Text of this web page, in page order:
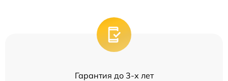
Гарантия до 3-х лет